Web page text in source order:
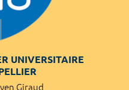
UNIVERSITAIRE
Giraud